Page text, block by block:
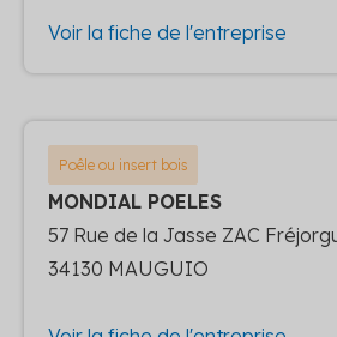
Voir la fiche de l'entreprise
Poêle ou insert bois
MONDIAL POELES
57 Rue de la Jasse ZAC
34130 MAUGUIO